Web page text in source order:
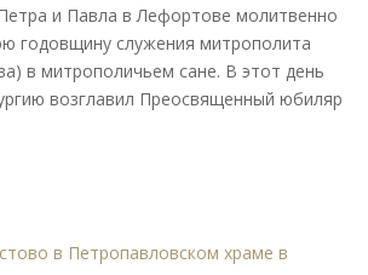
и Павла в Лефортове молитвенно
годовщину служения митрополита
в митрополичьем сане. В этот день
возглавил Преосвященный юбиляр